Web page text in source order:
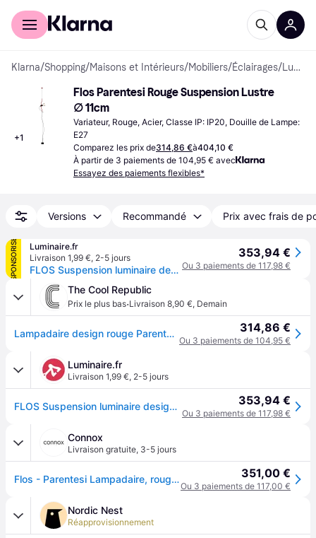
Acheter avec Klarna
Klarna/Shopping/Maisons et Intérieurs/Mobiliers/Éclairages/ Lustres
+1
Flos Parentesi Rouge Suspension Lustre
∅ 11cm
Variateur, Rouge, Acier, Classe IP: IP20, Douille de Lampe:
E27
Comparez les prix de314,86 €à404,10 €
À partir de 3 paiements de 104,95 € avec
Essayez des paiements flexibles*
Versions Recommandé Prix avec frais de
SPONSORISÉ
Luminaire.fr
Livraison 1,99 €, 2-5 jours
FLOS Suspension luminaire design PARENTESI, noir, Salon / Salle à manger, Métal, Design, Suspension
353,94 €
Ou 3 paiements de 117,98 €
The Cool Republic
Prix le plus bas·Livraison 8,90 €, Demain
Lampadaire design rouge Parentesi - Flos 314,86 €
Ou 3 paiements de 104,95 €
Luminaire.fr
Livraison 1,99 €, 2-5 jours
FLOS Suspension luminaire design PARENTESI, noir, Salon / Salle à manger, Métal, Design, Suspension 353,94 €
Ou 3 paiements de 117,98 €
Connox
Livraison gratuite, 3-5 jours
Flos - Parentesi Lampadaire, rouge, non dimmable - Rouge 351,00 €
Ou 3 paiements de 117,00 €
Nordic Nest
Réapprovisionnement